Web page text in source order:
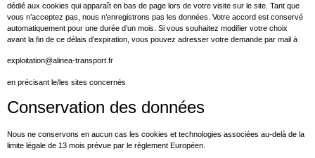
dédié aux cookies qui apparaît en bas de page lors de votre visite sur le site. Tant que
vous n’acceptez pas, nous n’enregistrons pas les données. Votre accord est conservé
automatiquement pour une durée d’un mois. Si vous souhaitez modifier votre choix
avant la fin de ce délais d’expiration, vous pouvez adresser votre demande par mail à
exploitation@alinea-transport.fr
en précisant le/les sites concernés
Conservation des données
Nous ne conservons en aucun cas les cookies et technologies associées au-delà de la
limite légale de 13 mois prévue par le règlement Européen.